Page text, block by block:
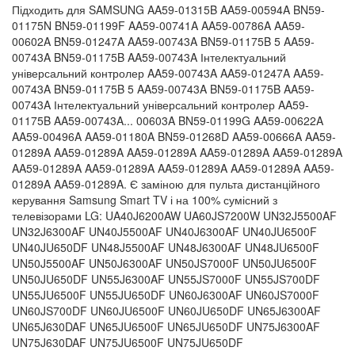
Підходить для SAMSUNG AA59-01315B AA59-00594A BN59-
01175N BN59-01199F AA59-00741A AA59-00786A AA59-
00602A BN59-01247A AA59-00743A BN59-01175B 5 AA59-
00743A BN59-01175B AA59-00743A Інтелектуальний
універсальний контролер AA59-00743A AA59-01247A AA59-
00743A BN59-01175B 5 AA59-00743A BN59-01175B AA59-
00743A Інтелектуальний універсальний контролер AA59-
01175B AA59-00743A... 00603A BN59-01199G AA59-00622A
AA59-00496A AA59-01180A BN59-01268D AA59-00666A AA59-
01289A AA59-01289A AA59-01289A AA59-01289A AA59-01289A
AA59-01289A AA59-01289A AA59-01289A AA59-01289A AA59-
01289A AA59-01289A. Є заміною для пульта дистанційного
керування Samsung Smart TV і на 100% сумісний з
телевізорами LG: UA40J6200AW UA60JS7200W UN32J5500AF
UN32J6300AF UN40J5500AF UN40J6300AF UN40JU6500F
UN40JU650DF UN48J5500AF UN48J6300AF UN48JU6500F
UN50J5500AF UN50J6300AF UN50JS7000F UN50JU6500F
UN50JU650DF UN55J6300AF UN55JS7000F UN55JS700DF
UN55JU6500F UN55JU650DF UN60J6300AF UN60JS7000F
UN60JS700DF UN60JU6500F UN60JU650DF UN65J6300AF
UN65J630DAF UN65JU6500F UN65JU650DF UN75J6300AF
UN75J630DAF UN75JU6500F UN75JU650DF